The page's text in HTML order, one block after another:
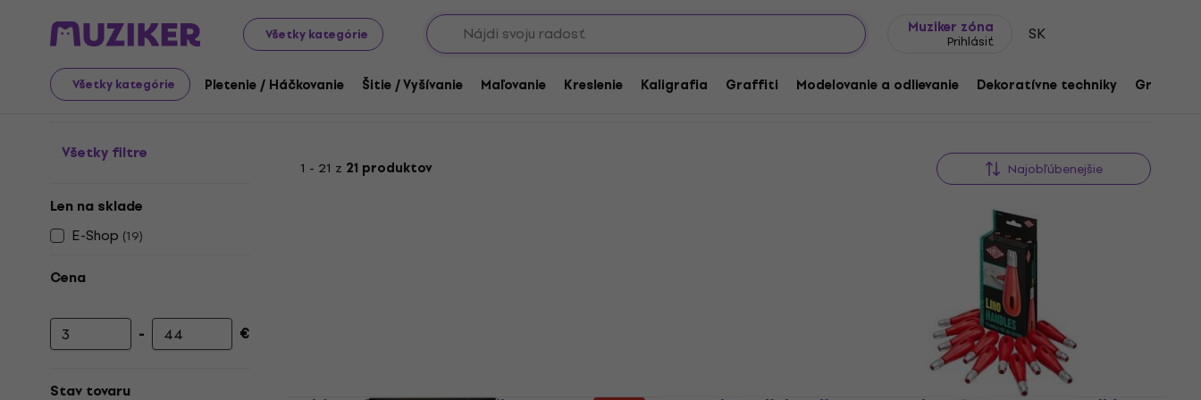
Všetky kategórie
Muziker zóna
Prihlásiť SK
Všetky kategórie Pletenie / Háčkovanie Šitie / Vyšívanie Maľovanie Kreslenie Kaligrafia Graffiti Modelovanie a odlievanie Dekoratívne techniky Grafické
Art Grafické techniky Rydlá na linoryt Sady rydiel na linoryt
Sady rydiel na linoryt
Všetky filtre
Len na sklade
E-Shop (19)
Cena
Minimálna cena
- Maximálna cena
€
Stav tovaru
1 - 21 z 21 produktov Najobľúbenejšie